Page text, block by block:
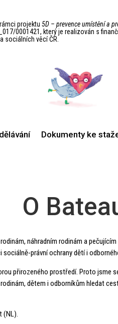
projektu 5D – prevence umístění a
0001421, který je realizován s
sociálních věcí ČR.
Dokumenty ke
O
náhradním rodinám a
právní ochrany dětí i
přirozeného prostředí. Proto
dětem i odborníkům hledat
(NL).